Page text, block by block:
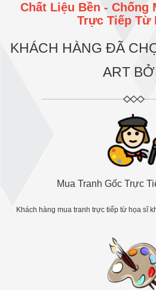
Chất Liệu Bền - Chống
Trực Tiếp Từ
KHÁCH HÀNG ĐÃ
ART
Mua Tranh Gốc Trực
Khách hàng mua tranh trực tiếp từ họa sĩ